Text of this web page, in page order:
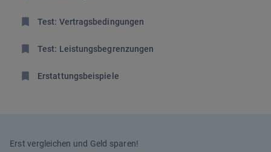
Test: Vertragsbedingungen
Test: Leistungsbegrenzungen
Erstattungsbeispiele
Erst vergleichen und Geld sparen!